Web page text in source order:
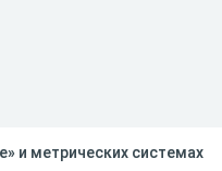
и метрических системах